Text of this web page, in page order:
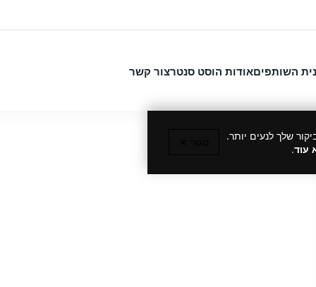
השותפיםאודות הוסט סנטרצור קשר
שלך לנעים יותר.
עוד.